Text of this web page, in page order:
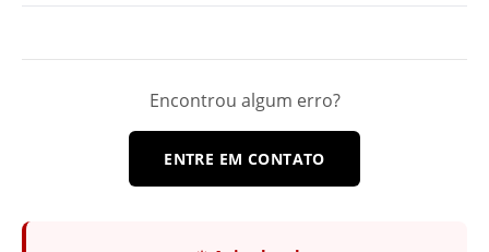
Encontrou algum erro?
ENTRE EM CONTATO